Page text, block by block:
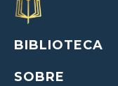
BIBLIOTECA
SOBRE